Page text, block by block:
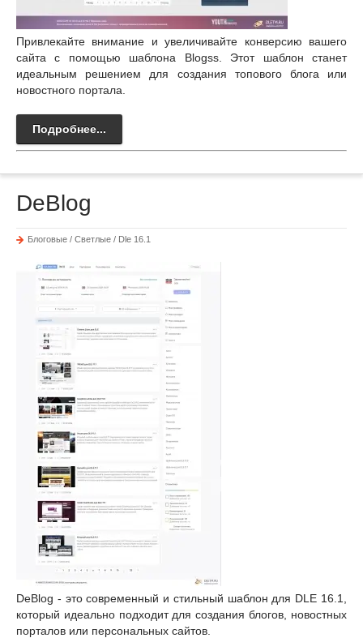
Привлекайте внимание и увеличивайте конверсию вашего
сайта с помощью шаблона Blogss. Этот шаблон станет
идеальным решением для создания топового блога или
новостного портала.
Подробнее...
DeBlog
Блоговые / Светлые / Dle 16.1
DeBlog - это современный и стильный шаблон для DLE 16.1,
который идеально подходит для создания блогов, новостных
порталов или персональных сайтов.